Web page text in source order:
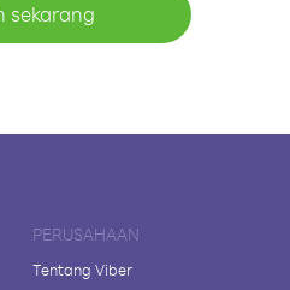
sekarang
PERUSAHAAN
Tentang Viber